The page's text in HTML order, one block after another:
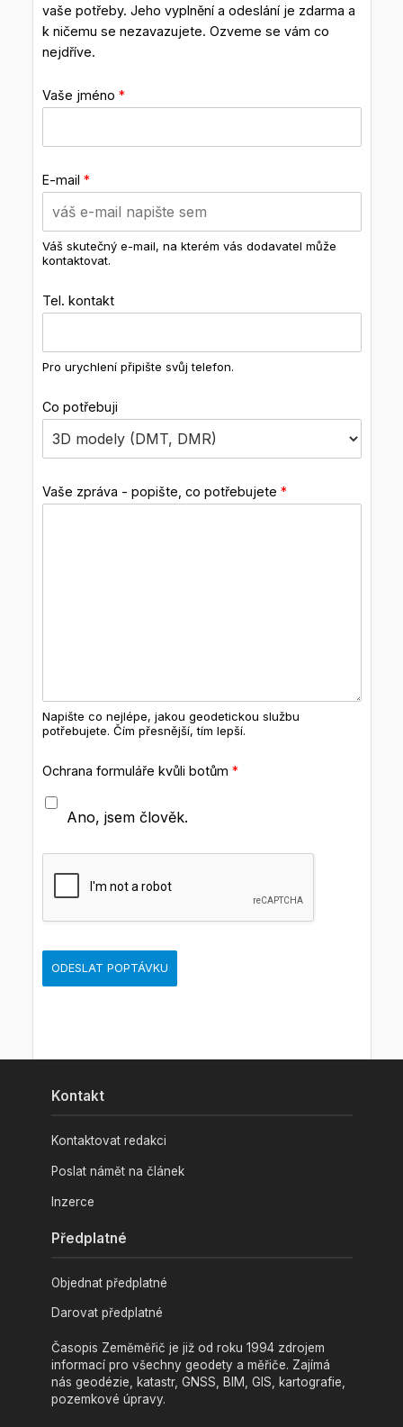
vaše potřeby. Jeho vyplnění a odeslání je zdarma a
k ničemu se nezavazujete. Ozveme se vám co
nejdříve.
Vaše jméno *
E-mail *
Váš skutečný e-mail, na kterém vás dodavatel může
kontaktovat.
Tel. kontakt
Pro urychlení připište svůj telefon.
Co potřebuji
Vaše zpráva - popište, co potřebujete *
Napište co nejlépe, jakou geodetickou službu
potřebujete. Čím přesnější, tím lepší.
Ochrana formuláře kvůli botům *
Ano, jsem člověk.
ODESLAT POPTÁVKU
Kontakt
Kontaktovat redakci
Poslat námět na článek
Inzerce
Předplatné
Objednat předplatné
Darovat předplatné
Časopis Zeměměřič je již od roku 1994 zdrojem
informací pro všechny geodety a měřiče. Zajímá
nás geodézie, katastr, GNSS, BIM, GIS, kartografie,
pozemkové úpravy.